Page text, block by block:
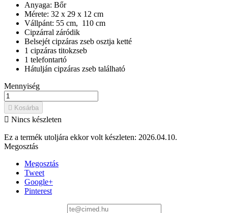
Anyaga: Bőr
Mérete: 32 x 29 x 12 cm
Vállpánt: 55 cm, 110 cm
Cipzárral záródik
Belsejét cipzáras zseb osztja ketté
1 cipzáras titokzseb
1 telefontartó
Hátulján cipzáras zseb található
Mennyiség
 Kosárba
 Nincs készleten
Ez a termék utoljára ekkor volt készleten: 2026.04.10.
Megosztás
Megosztás
Tweet
Google+
Pinterest